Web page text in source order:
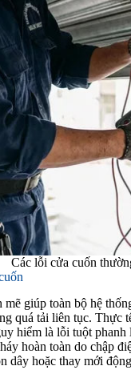
Các lỗi cửa cuốn
giúp toàn bộ hệ
quá tải liên tục.
hiểm là lỗi tuột
hoàn toàn do chập
dây hoặc thay mới